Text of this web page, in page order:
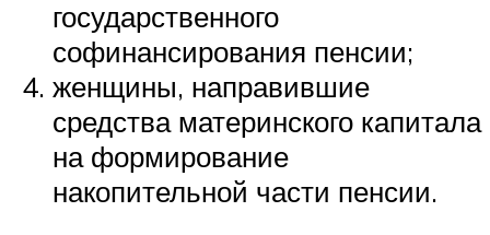
государственного
софинансирования пенсии;
женщины, направившие
средства материнского капитала
на формирование
накопительной части пенсии.